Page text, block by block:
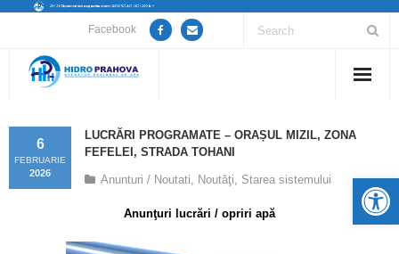
Facebook
Despre noi
Servicii
LUCRĂRI PROGRAMATE – ORAȘUL MIZIL, ZONA
FEFELEI, STRADA TOHANI
6
FEBRUARIE
2026 Anunturi / Noutati, Noutăţi, Starea sistemului
Anunţuri lucrări / opriri apă